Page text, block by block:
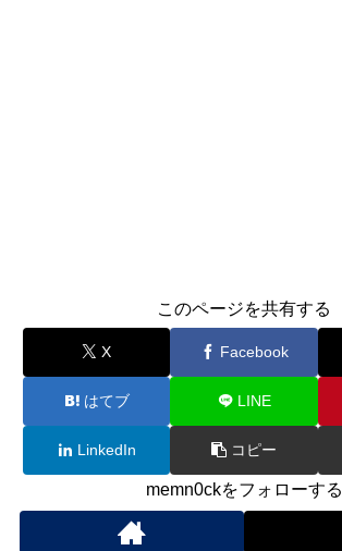
このページを共有する
X Facebook
はてブ LINE
LinkedIn コピー
memn0ckをフォローする